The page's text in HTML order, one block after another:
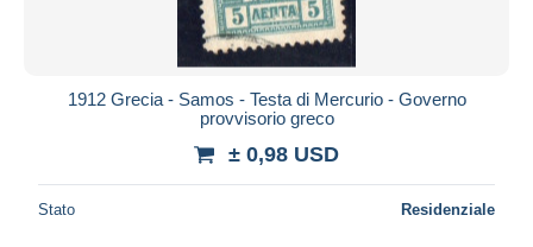
1912 Grecia - Samos - Testa di Mercurio - Governo
provvisorio greco
± 0,98 USD
Stato Residenziale